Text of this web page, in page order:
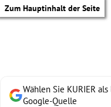
Zum Hauptinhalt der Seite
Wählen Sie KURIER
Google-Quelle